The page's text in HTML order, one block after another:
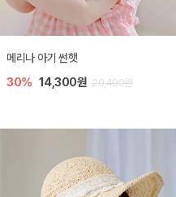
메리나 아기 썬햇
30% 14,300원 20,400원